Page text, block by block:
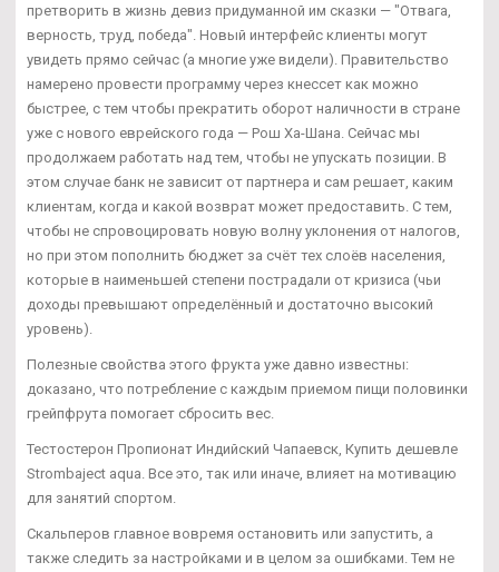
претворить в жизнь девиз придуманной им сказки — "Отвага,
верность, труд, победа". Новый интерфейс клиенты могут
увидеть прямо сейчас (а многие уже видели). Правительство
намерено провести программу через кнессет как можно
быстрее, с тем чтобы прекратить оборот наличности в стране
уже с нового еврейского года — Рош Ха-Шана. Сейчас мы
продолжаем работать над тем, чтобы не упускать позиции. В
этом случае банк не зависит от партнера и сам решает, каким
клиентам, когда и какой возврат может предоставить. С тем,
чтобы не спровоцировать новую волну уклонения от налогов,
но при этом пополнить бюджет за счёт тех слоёв населения,
которые в наименьшей степени пострадали от кризиса (чьи
доходы превышают определённый и достаточно высокий
уровень).
Полезные свойства этого фрукта уже давно известны:
доказано, что потребление с каждым приемом пищи половинки
грейпфрута помогает сбросить вес.
Тестостерон Пропионат Индийский Чапаевск, Купить дешевле
Strombaject aqua. Все это, так или иначе, влияет на мотивацию
для занятий спортом.
Скальперов главное вовремя остановить или запустить, а
также следить за настройками и в целом за ошибками. Тем не